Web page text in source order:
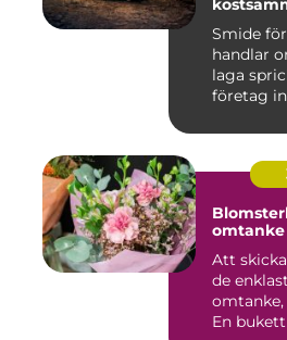
Smide
handlar
laga
företag
Att
de
omtanke,
En bukett